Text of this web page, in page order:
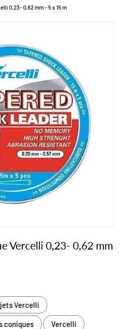
0,23- 0,62 mm - 5 x 15 m
Vercelli 0,23- 0,62 mm
Vercelli
coniques Vercelli